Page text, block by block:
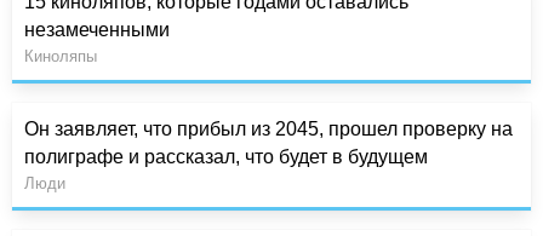
незамеченными
Киноляпы
Он заявляет, что прибыл из 2045, прошел проверку на
полиграфе и рассказал, что будет в будущем
Люди